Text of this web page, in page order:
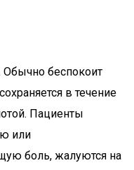
Обычно беспокоит
в течение
Пациенты
или
боль, жалуются на